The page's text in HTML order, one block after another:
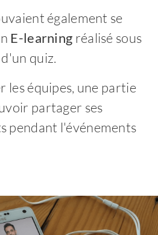
également se
E-learning réalisé sous
quiz.
les équipes, une partie
partager ses
pendant l'événements